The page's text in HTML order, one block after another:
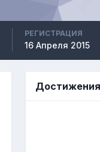
РЕГИСТРАЦИЯ
16 Апреля 2015